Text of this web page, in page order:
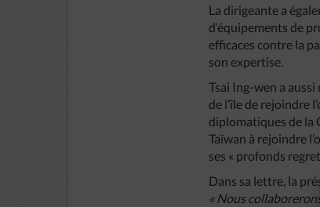
La dirigeante a
d’équipements de
efficaces contre la
son expertise.
Tsai Ing-wen a
de l’île de rejoindre
diplomatiques de la
Taïwan à rejoindre
ses « profonds
Dans sa lettre, la
« Nous